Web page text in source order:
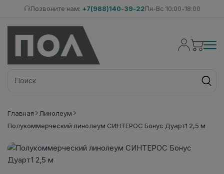
Позвоните нам: +7(988)140-39-22Пн-Вс 10:00-18:00
Главная
Линолеум
Полукоммерческий линолеум СИНТЕРОС Бонус Дуарт1 2,5 м